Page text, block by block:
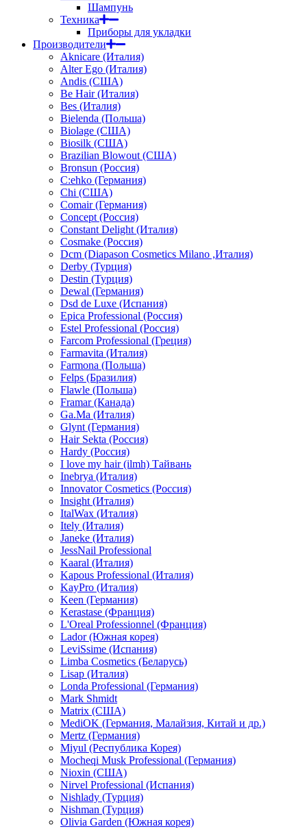
Шампунь
Техника
Приборы для укладки
Производители
Aknicare (Италия)
Alter Ego (Италия)
Andis (США)
Be Hair (Италия)
Bes (Италия)
Bielenda (Польша)
Biolage (США)
Biosilk (США)
Brazilian Blowout (США)
Bronsun (Россия)
C:ehko (Германия)
Chi (США)
Comair (Германия)
Concept (Россия)
Constant Delight (Италия)
Cosmake (Россия)
Dcm (Diapason Cosmetics Milano ,Италия)
Derby (Турция)
Destin (Турция)
Dewal (Германия)
Dsd de Luxe (Испания)
Epica Professional (Россия)
Estel Professional (Россия)
Farcom Professional (Греция)
Farmavita (Италия)
Farmona (Польша)
Felps (Бразилия)
Flawle (Польша)
Framar (Канада)
Ga.Ma (Италия)
Glynt (Германия)
Hair Sekta (Россия)
Hardy (Россия)
I love my hair (ilmh) Тайвань
Inebrya (Италия)
Innovator Cosmetics (Россия)
Insight (Италия)
ItalWax (Италия)
Itely (Италия)
Janeke (Италия)
JessNail Professional
Kaaral (Италия)
Kapous Professional (Италия)
KayPro (Италия)
Keen (Германия)
Kerastase (Франция)
L'Oreal Professionnel (Франция)
Lador (Южная корея)
LeviSsime (Испания)
Limba Cosmetics (Беларусь)
Lisap (Италия)
Londa Professional (Германия)
Mark Shmidt
Matrix (США)
MediOK (Германия, Малайзия, Китай и др.)
Mertz (Германия)
Miyul (Республика Корея)
Mocheqi Musk Professional (Германия)
Nioxin (США)
Nirvel Professional (Испания)
Nishlady (Турция)
Nishman (Турция)
Olivia Garden (Южная корея)